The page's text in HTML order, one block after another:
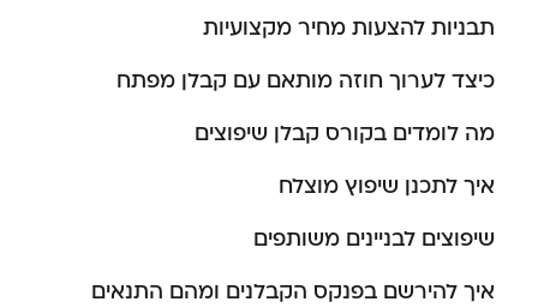
תבניות להצעות מחיר מקצועיות
כיצד לערוך חוזה מותאם עם קבלן מפתח
מה לומדים בקורס קבלן שיפוצים
איך לתכנן שיפוץ מוצלח
שיפוצים לבניינים משותפים
איך להירשם בפנקס הקבלנים ומהם התנאים